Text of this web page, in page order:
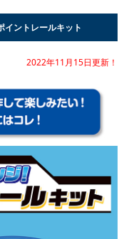
イントレールキット
2022年11月15日更新！